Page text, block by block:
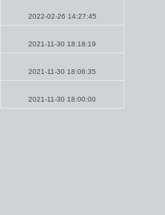
2022-02-26 14:27:45
2021-11-30 18:18:19
2021-11-30 18:06:35
2021-11-30 18:00:00